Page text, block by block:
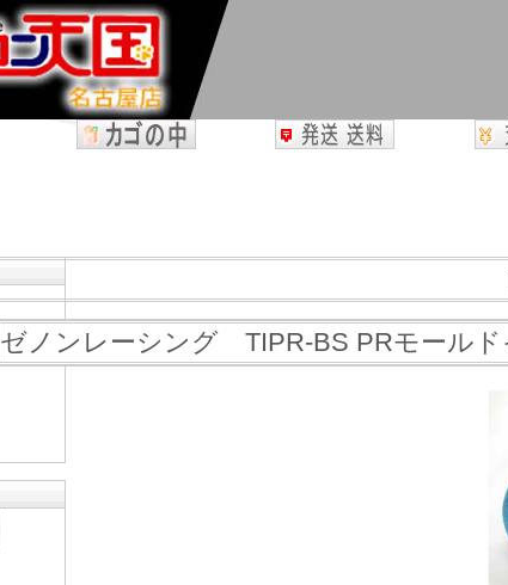
ゼノンレーシング TIPR-BS PRモールド